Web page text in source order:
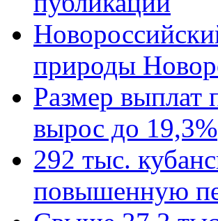
природы
Размер выплат
вырос до 19,3%
292 тыс.
повышенную